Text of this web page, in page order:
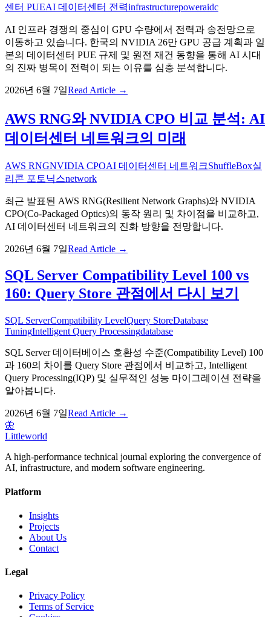
센터 PUEAI 데이터센터 전력infrastructurepoweraidc
AI 인프라 경쟁의 중심이 GPU 수량에서 전력과 송전망으로
이동하고 있습니다. 한국의 NVIDIA 26만 GPU 공급 계획과 일
본의 데이터센터 PUE 규제 및 원전 재건 동향을 통해 AI 시대
의 진짜 병목이 전력이 되는 이유를 심층 분석합니다.
2026년 6월 7일Read Article →
AWS RNG와 NVIDIA CPO 비교 분석: AI
데이터센터 네트워크의 미래
AWS RNGNVIDIA CPOAI 데이터센터 네트워크ShuffleBox실
리콘 포토닉스network
최근 발표된 AWS RNG(Resilient Network Graphs)와 NVIDIA
CPO(Co-Packaged Optics)의 동작 원리 및 차이점을 비교하고,
AI 데이터센터 네트워크의 진화 방향을 전망합니다.
2026년 6월 7일Read Article →
SQL Server Compatibility Level 100 vs
160: Query Store 관점에서 다시 보기
SQL ServerCompatibility LevelQuery StoreDatabase
TuningIntelligent Query Processingdatabase
SQL Server 데이터베이스 호환성 수준(Compatibility Level) 100
과 160의 차이를 Query Store 관점에서 비교하고, Intelligent
Query Processing(IQP) 및 실무적인 성능 마이그레이션 전략을
알아봅니다.
2026년 6월 7일Read Article →
🦋
Littleworld
A high-performance technical journal exploring the convergence of
AI, infrastructure, and modern software engineering.
Platform
Insights
Projects
About Us
Contact
Legal
Privacy Policy
Terms of Service